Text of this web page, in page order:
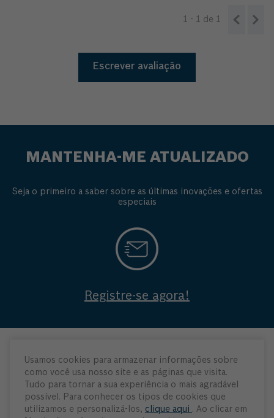
Usamos cookies para armazenar informações sobre
como você usa nosso site e as páginas que visita.
Tudo para tornar a sua experiência o mais agradável
possível. Para conhecer os tipos de cookies que
utilizamos e personalizá-los, clique aqui . Ao clicar em
1 - 1 de 1
Escrever avaliação
MANTENHA-ME ATUALIZADO
Seja o primeiro a saber sobre as últimas inovações e ofertas
especiais
Registre-se agora!
Institucional